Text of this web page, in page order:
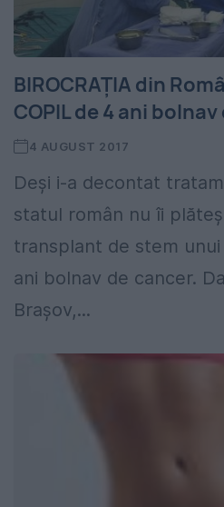
BIROCRAȚIA din
COPIL de 4 ani bolnav
4 AUGUST 2017
Deşi i-a decontat
statul român nu îi
transplant de stem
ani bolnav de cancer.
Brașov,...